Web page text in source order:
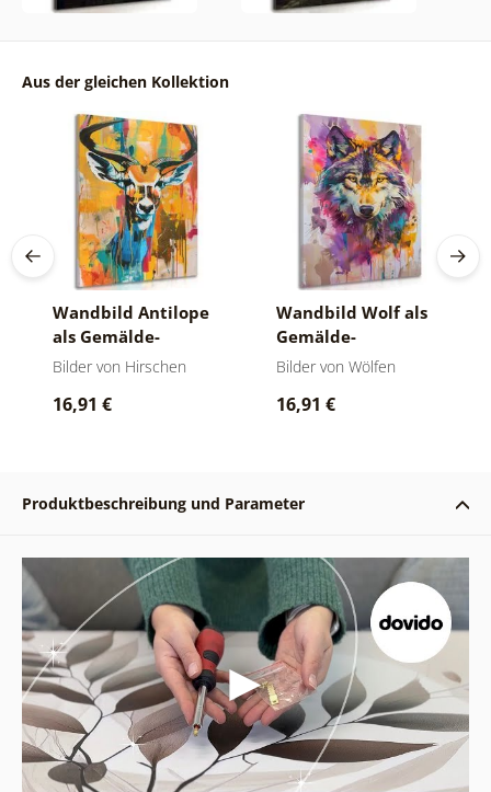
Aus der gleichen Kollektion
Wandbild Antilope
als Gemälde-
Nachahmung
Bilder von Hirschen
16,91 €
Wandbild Wolf als
Gemälde-
Nachahmung
Bilder von Wölfen
16,91 €
Produktbeschreibung und Parameter